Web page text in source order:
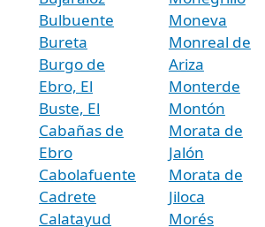
Bulbuente
Bureta
Burgo de
Ebro, El
Buste, El
Cabañas de
Ebro
Cabolafuente
Cadrete
Calatayud
Moneva
Monreal de
Ariza
Monterde
Montón
Morata de
Jalón
Morata de
Jiloca
Morés